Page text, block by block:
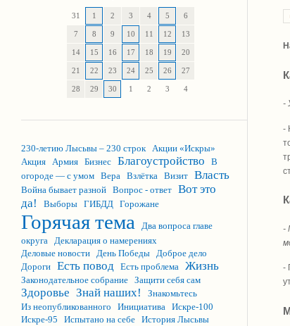
31 1 2 3 4 5 6
7 8 9 10 11 12 13
14 15 16 17 18 19 20
21 22 23 24 25 26 27
28 29 30 1 2 3 4
230-летию Лысьвы – 230 строк Акции «Искры»
Акция Армия Бизнес Благоустройство
В
огороде — с умом Вера Взлётка Визит Власть
Война бывает разной Вопрос - ответ Вот это
да!
Выборы ГИБДД Горожане
Горячая тема
Два вопроса главе
округа Декларация о намерениях
Деловые новости День Победы Доброе дело
Дороги Есть повод Есть проблема Жизнь
Законодательное собрание Защити себя сам
Здоровье Знай наших!
Знакомьтесь
Из неопубликованного
Инициатива Искре-100
Искре-95
Испытано на себе История Лысьвы
-
-
-
-